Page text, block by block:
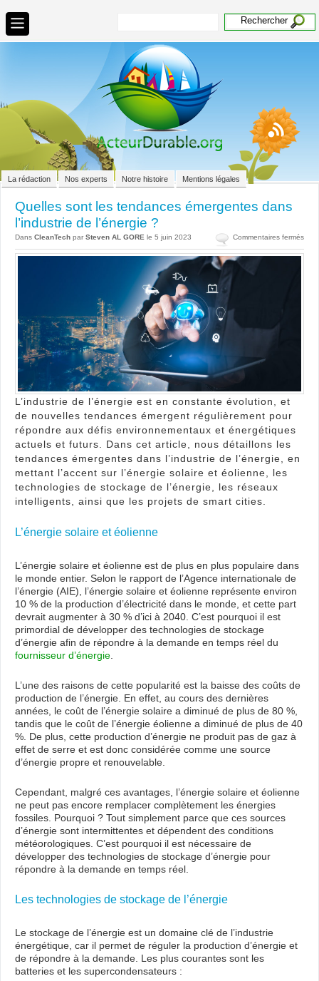
La rédaction Nos experts Notre histoire Mentions légales
Quelles sont les tendances émergentes dans
l’industrie de l’énergie ?
Dans CleanTech par Steven AL GORE le 5 juin 2023 Commentaires ferméssur
L’industrie de l’énergie est en constante évolution, et
de nouvelles tendances émergent régulièrement pour
répondre aux défis environnementaux et énergétiques
actuels et futurs. Dans cet article, nous détaillons les
tendances émergentes dans l’industrie de l’énergie, en
mettant l’accent sur l’énergie solaire et éolienne, les
technologies de stockage de l’énergie, les réseaux
intelligents, ainsi que les projets de smart cities.
L’énergie solaire et éolienne
L’énergie solaire et éolienne est de plus en plus populaire dans
le monde entier. Selon le rapport de l’Agence internationale de
l’énergie (AIE), l’énergie solaire et éolienne représente environ
10 % de la production d’électricité dans le monde, et cette part
devrait augmenter à 30 % d’ici à 2040. C’est pourquoi il est
primordial de développer des technologies de stockage
d’énergie afin de répondre à la demande en temps réel du
fournisseur d’énergie
L’une des raisons de cette popularité est la baisse des coûts de
production de l’énergie. En effet, au cours des dernières
années, le coût de l’énergie solaire a diminué de plus de 80 %,
tandis que le coût de l’énergie éolienne a diminué de plus de 40
%. De plus, cette production d’énergie ne produit pas de gaz à
effet de serre et est donc considérée comme une source
d’énergie propre et renouvelable.
Cependant, malgré ces avantages, l’énergie solaire et éolienne
ne peut pas encore remplacer complètement les énergies
fossiles. Pourquoi ? Tout simplement parce que ces sources
d’énergie sont intermittentes et dépendent des conditions
météorologiques. C’est pourquoi il est nécessaire de
développer des technologies de stockage d’énergie pour
répondre à la demande en temps réel.
Les technologies de stockage de l’énergie
Le stockage de l’énergie est un domaine clé de l’industrie
énergétique, car il permet de réguler la production d’énergie et
de répondre à la demande. Les plus courantes sont les
batteries et les supercondensateurs :